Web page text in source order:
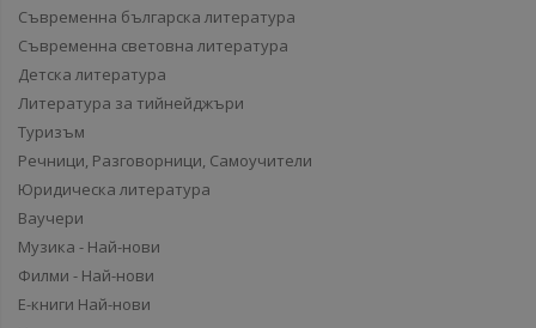
Съвременна българска литература
Съвременна световна литература
Детска литература
Литература за тийнейджъри
Туризъм
Речници, Разговорници, Самоучители
Юридическа литература
Ваучери
Музика - Най-нови
Филми - Най-нови
Е-книги Най-нови